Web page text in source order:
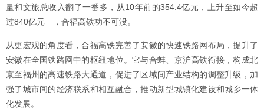
量和文旅总收入翻了一番多，从10年前的354.4亿元，上升至如今超
过840亿元 ，合福高铁功不可没。
从更宏观的角度看，合福高铁完善了安徽的快速铁路网布局，提升了
安徽在全国铁路网中的枢纽地位。它与合蚌、京沪高铁衔接，构成北
京至福州的高速铁路大通道，促进了区域间产业结构的调整升级，加
强了城市间的经济联系和相互融合，推动新型城镇化建设和城乡一体
化发展。